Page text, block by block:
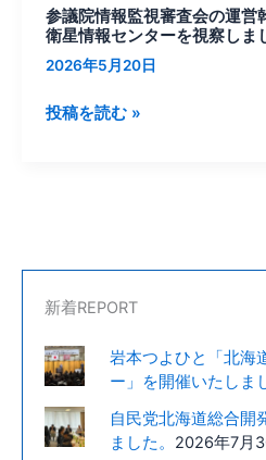
参議院情報監視審査会の運営
衛星情報センターを視察しま
2026年5月20日
事
て、
報
ン
タ
ー
を
投稿を読む »
新着REPORT
岩本つよひと「北海
ー」を開催いたしま
自民党北海道総合開
ました。
2026年7月